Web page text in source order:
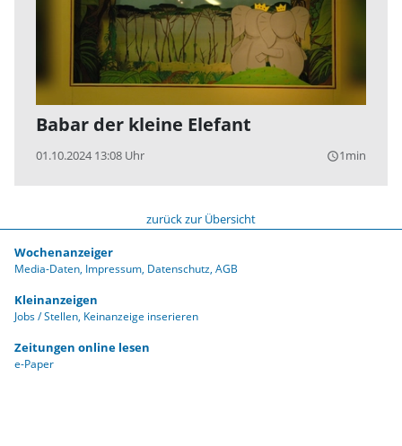
Babar der kleine Elefant
01.10.2024 13:08 Uhr query_builder1min
zurück zur Übersicht
Wochenanzeiger
Media-Daten Impressum Datenschutz AGB
Kleinanzeigen
Jobs / Stellen Keinanzeige inserieren
Zeitungen online lesen
e-Paper